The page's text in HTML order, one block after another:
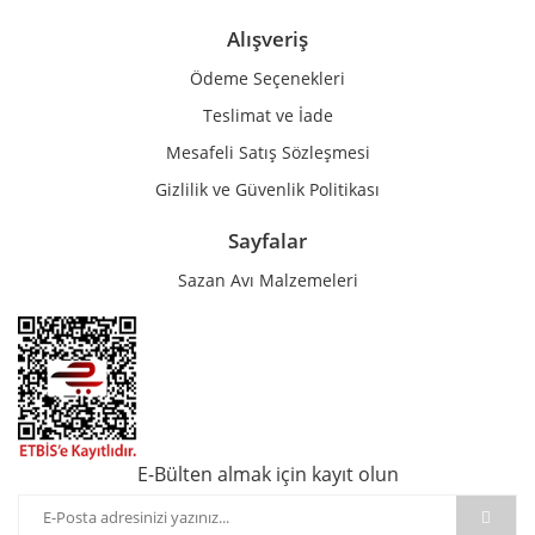
Alışveriş
Ödeme Seçenekleri
Teslimat ve İade
Mesafeli Satış Sözleşmesi
Gizlilik ve Güvenlik Politikası
Sayfalar
Sazan Avı Malzemeleri
E-Bülten almak için kayıt olun